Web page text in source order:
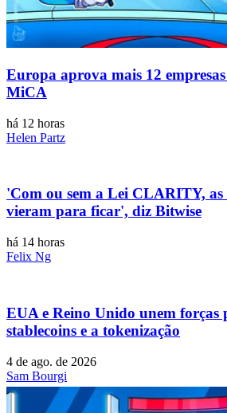
Europa aprova mais 12
MiCA
há 12 horas
Helen Partz
'Com ou sem a Lei CLARITY, as
vieram para ficar', diz Bitwise
há 14 horas
Felix Ng
EUA e Reino Unido unem
stablecoins e a tokenização
4 de ago. de 2026
Sam Bourgi